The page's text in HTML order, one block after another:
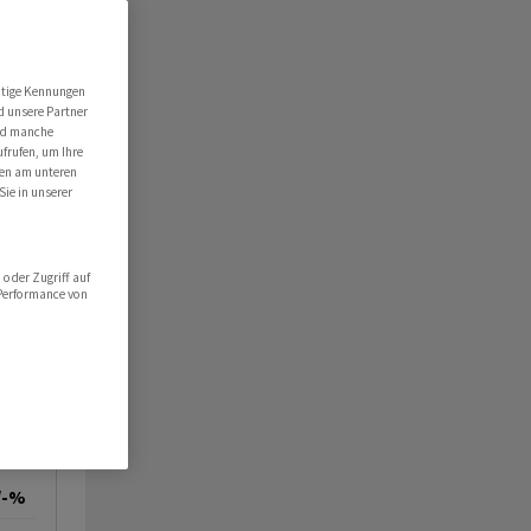
%
Kennungen
unsere Partner
manche
um Ihre
am unteren
in unserer
oder Zugriff auf
von